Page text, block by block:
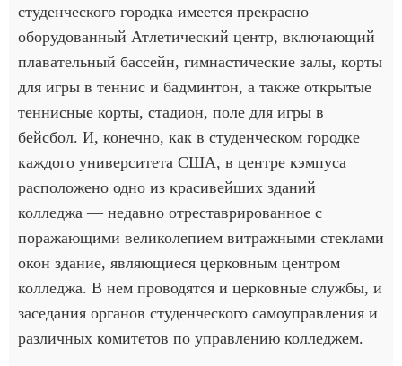
студенческого городка имеется прекрасно
оборудованный Атлетический центр, включающий
плавательный бассейн, гимнастические залы, корты
для игры в теннис и бадминтон, а также открытые
теннисные корты, стадион, поле для игры в
бейсбол. И, конечно, как в студенческом городке
каждого университета США, в центре кэмпуса
расположено одно из красивейших зданий
колледжа — недавно отреставрированное с
поражающими великолепием витражными стеклами
окон здание, являющиеся церковным центром
колледжа. В нем проводятся и церковные службы, и
заседания органов студенческого самоуправления и
различных комитетов по управлению колледжем.